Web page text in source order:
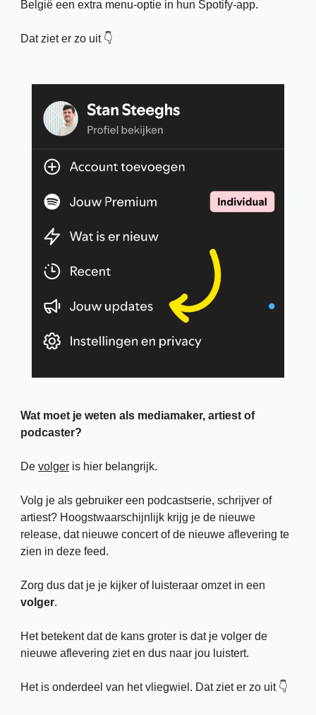
België een extra menu-optie in hun Spotify-app.
Dat ziet er zo uit 👇
Wat moet je weten als mediamaker, artiest of
podcaster?
De volger is hier belangrijk.
Volg je als gebruiker een podcastserie, schrijver of
artiest? Hoogstwaarschijnlijk krijg je de nieuwe
release, dat nieuwe concert of de nieuwe aflevering te
zien in deze feed.
volger.
Het betekent dat de kans groter is dat je volger de
nieuwe aflevering ziet en dus naar jou luistert.
Het is onderdeel van het vliegwiel. Dat ziet er zo uit 👇